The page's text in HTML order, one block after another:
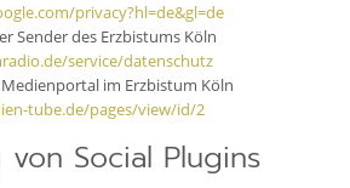
privacy?hl=de&gl=de
Sender des Erzbistums Köln
service/datenschutz
im Erzbistum Köln
tube.de/pages/view/id/2
Social Plugins